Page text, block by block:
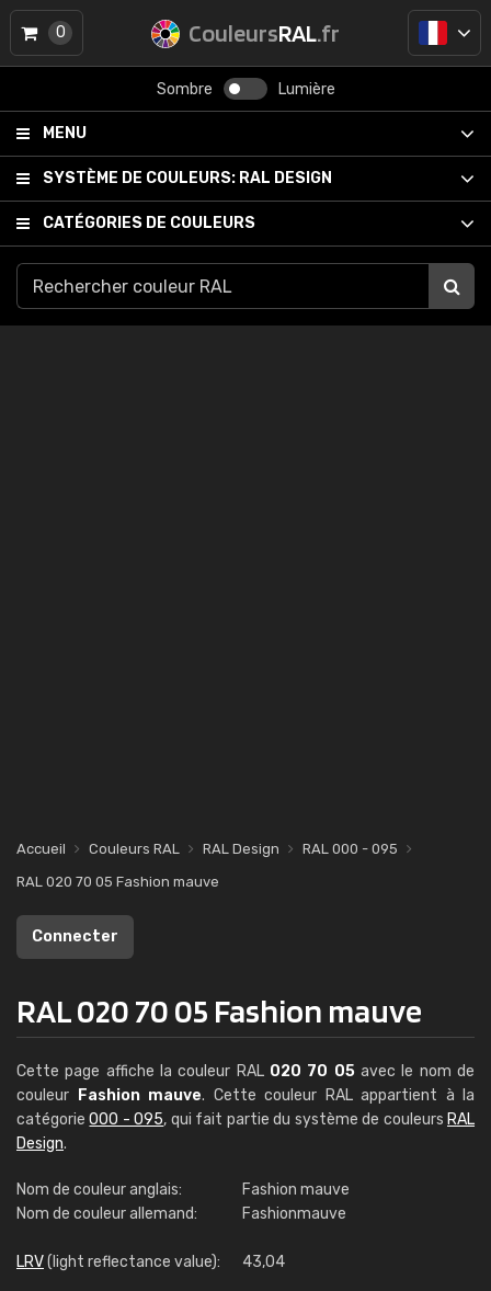
CouleursRAL.fr
Sombre Lumière
MENU
SYSTÈME DE COULEURS: RAL DESIGN
CATÉGORIES DE COULEURS
0
Accueil Couleurs RAL RAL Design
RAL 000 - 095
RAL 020 70 05 Fashion mauve
Connecter
RAL 020 70 05 Fashion mauve
Cette page affiche la couleur RAL 020 70 05avec le nom de
couleur
Fashion mauve. Cette couleur RAL appartient à la
catégorie000 - 095, qui fait partie du système de couleurs RAL
Design.
Nom de couleur anglais:
Fashion mauve
Nom de couleur allemand:
Fashionmauve
LRV(light reflectance value): 43,04